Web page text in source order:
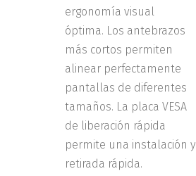
ergonomía visual
óptima. Los antebrazos
más cortos permiten
alinear perfectamente
pantallas de diferentes
tamaños. La placa VESA
de liberación rápida
permite una instalación y
retirada rápida.